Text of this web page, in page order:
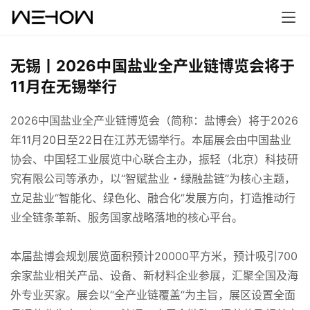
无锡丨2026中国盐业全产业链博览会将于
11月在无锡举行
2026中国盐业全产业链博览会（简称：盐博会）将于2026
年11月20日至22日在江苏无锡举行。本届展会由中国盐业
协会、中国轻工业展览中心联合主办，振轻（北京）科技研
究有限公司等承办，以“智赋盐业・绿融盐链”为核心主题，
立足盐业“智能化、绿色化、融合化”发展方向，打造推动行
业全链条革新、服务国家战略落地的核心平台。
本届盐博会规划展览面积预计20000平方米，预计吸引700
余家盐业相关产品、设备、新材料企业参展，汇聚全国及海
外专业买家。展会以“全产业链覆盖”为主旨，展区设置全面